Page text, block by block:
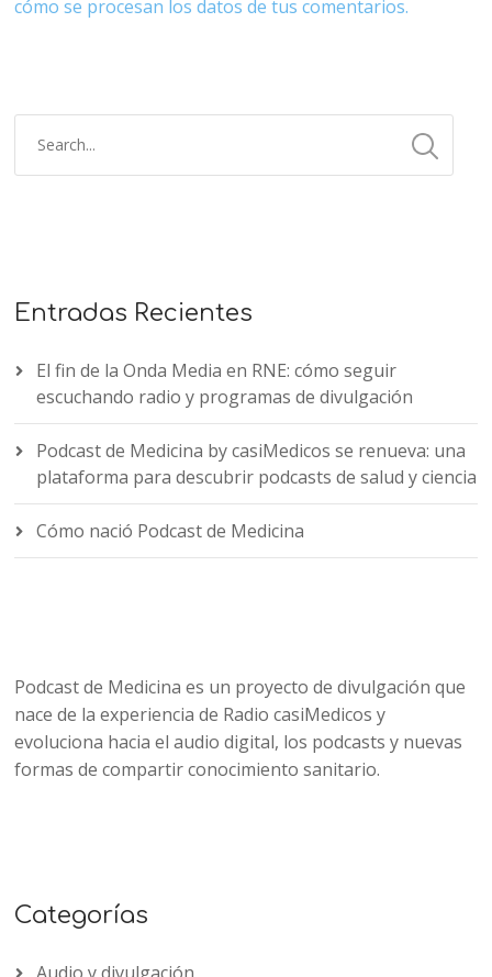
cómo se procesan los datos de tus comentarios.
Entradas Recientes
El fin de la Onda Media en RNE: cómo seguir
escuchando radio y programas de divulgación
Podcast de Medicina by casiMedicos se renueva: una
plataforma para descubrir podcasts de salud y ciencia
Cómo nació Podcast de Medicina
Podcast de Medicina es un proyecto de divulgación que
nace de la experiencia de Radio casiMedicos y
evoluciona hacia el audio digital, los podcasts y nuevas
formas de compartir conocimiento sanitario.
Categorías